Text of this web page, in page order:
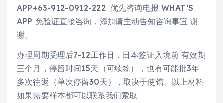
APP+63-912-0912-222 优先咨询电报 WHAT’S
APP 免验证直接咨询，添加请主动告知咨询事宜 谢
谢。
办理周期受理后7-12工作日，日本签证入境前 有效期
三个月，停留时间15天（可续签），也有可能批3年
多次往返（单次停留30天），取决于使馆。以上材料
如果需要样本都可以联系我们索取